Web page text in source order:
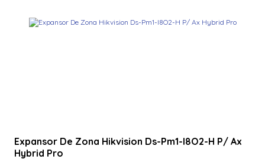
Expansor De Zona Hikvision Ds-Pm1-I8O2-H P/ Ax
Hybrid Pro